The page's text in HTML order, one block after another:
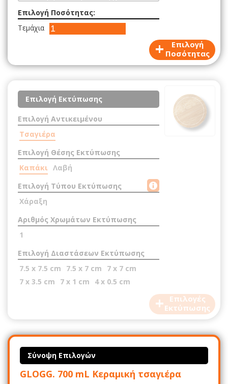
+
Επιλογή
Ποσότητας
Επιλογή Ποσότητας:
Τεμάχια
+
Επιλογές
Εκτύπωσης
Επιλογή Εκτύπωσης
Επιλογή Αντικειμένου
Τσαγιέρα
Επιλογή Θέσης Εκτύπωσης
Καπάκι Λαβή
Επιλογή Τύπου Εκτύπωσης
Χάραξη
Αριθμός Χρωμάτων Εκτύπωσης
1
Επιλογή Διαστάσεων Εκτύπωσης
7.5 x 7.5 cm
7.5 x 7 cm
7 x 7 cm
7 x 3.5 cm
7 x 1 cm 4 x 0.5 cm
Σύνοψη Επιλογών
GLOGG. 700 mL Κεραμική τσαγιέρα